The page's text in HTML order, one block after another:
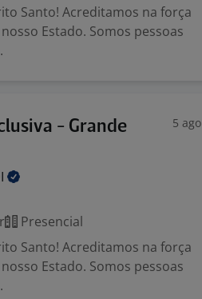
Santo! Acreditamos na força
Estado. Somos pessoas
- Grande
5 ago
Presencial
Santo! Acreditamos na força
Estado. Somos pessoas